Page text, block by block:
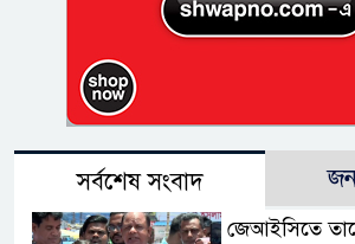
সর্বশেষ সংবাদ
জেআইসিতে